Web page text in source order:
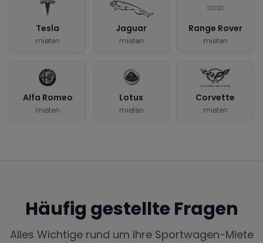
Tesla
mieten
Jaguar
mieten
Range Rover
mieten
Alfa Romeo
mieten
Lotus
mieten
Corvette
mieten
Häufig gestellte Fragen
Alles Wichtige rund um Ihre Sportwagen-Miete